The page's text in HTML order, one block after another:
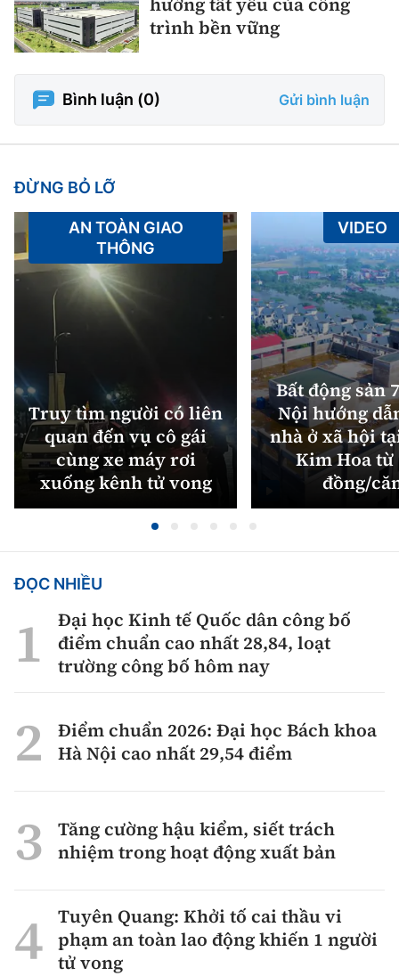
trình bền vững
Bình luận (0) Gửi bình luận
ĐỪNG BỎ LỠ
Truy tìm người có liên
quan đến vụ cô gái
cùng xe máy rơi
xuống kênh tử vong
AN TOÀN GIAO
THÔNG
Bất động sản
Nội hướng
nhà ở xã hội
Kim Hoa từ
đồng/
VIDEO
ĐỌC NHIỀU
Đại học Kinh tế Quốc dân công bố
điểm chuẩn cao nhất 28,84, loạt
trường công bố hôm nay
Điểm chuẩn 2026: Đại học Bách khoa
Hà Nội cao nhất 29,54 điểm
Tăng cường hậu kiểm, siết trách
nhiệm trong hoạt động xuất bản
Tuyên Quang: Khởi tố cai thầu vi
phạm an toàn lao động khiến 1 người
tử vong